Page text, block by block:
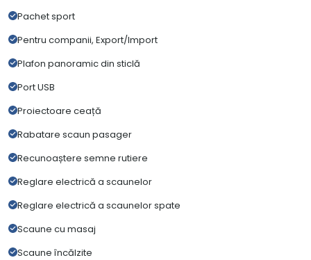
Pachet sport
Pentru companii, Export/Import
Plafon panoramic din sticlă
Port USB
Proiectoare ceață
Rabatare scaun pasager
Recunoaștere semne rutiere
Reglare electrică a scaunelor
Reglare electrică a scaunelor spate
Scaune cu masaj
Scaune încălzite